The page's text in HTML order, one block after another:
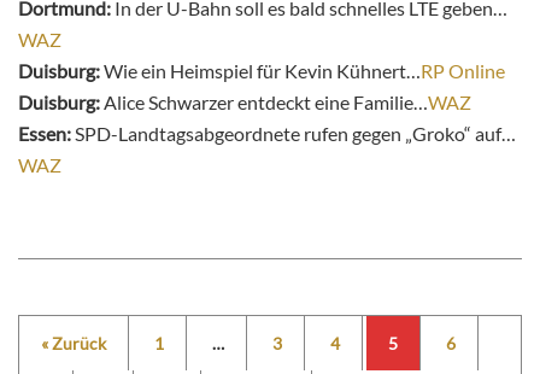
Dortmund: In der U-Bahn soll es bald schnelles LTE geben…
WAZ
Duisburg:Wie ein Heimspiel für Kevin Kühnert…RP Online
Duisburg:Alice Schwarzer entdeckt eine Familie…WAZ
Essen:SPD-Landtagsabgeordnete rufen gegen „Groko“ auf…
WAZ
« Zurück 1 … 3 4 5 6